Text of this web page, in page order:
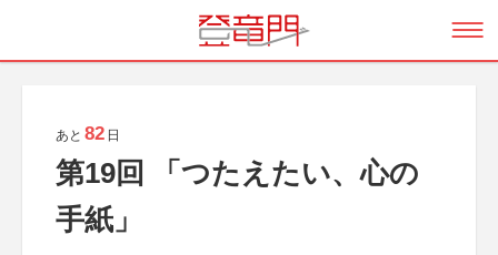
あと 82 日
第19回 「つたえたい、心の
手紙」